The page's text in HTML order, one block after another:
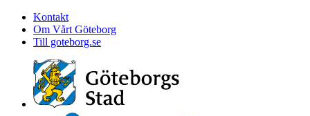
Kontakt
Om Vårt Göteborg
Till goteborg.se